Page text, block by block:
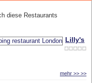
diese Restaurants
Lilly's
mehr >> >>